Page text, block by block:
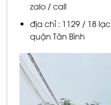
zalo / call
địa chỉ : 1129 / 18
quận Tân Bình